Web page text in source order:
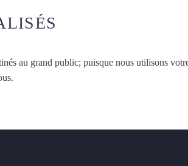
au grand public; puisque nous utilisons